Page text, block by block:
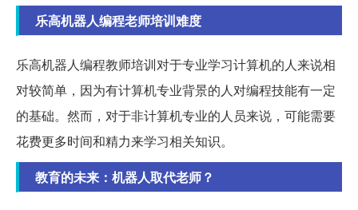
乐高机器人编程老师培训难度
乐高机器人编程教师培训对于专业学习计算机的人来说相
对较简单，因为有计算机专业背景的人对编程技能有一定
的基础。然而，对于非计算机专业的人员来说，可能需要
花费更多时间和精力来学习相关知识。
教育的未来：机器人取代老师？